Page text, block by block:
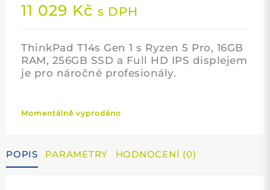
11 029 Kč s DPH
ThinkPad T14s Gen 1 s Ryzen 5 Pro, 16GB
RAM, 256GB SSD a Full HD IPS displejem
je pro náročné profesionály.
Momentálně vyprodáno
POPIS PARAMETRY HODNOCENÍ (0)